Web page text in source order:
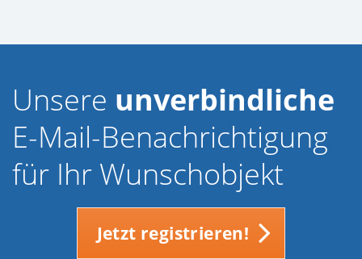
Unsere unverbindliche
E-Mail-Benachrichtigung
für Ihr Wunschobjekt
Jetzt registrieren!